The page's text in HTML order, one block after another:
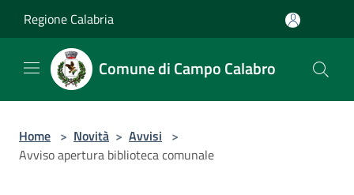
Regione Calabria
Comune di Campo Calabro
Home > Novità > Avvisi >
Avviso apertura biblioteca comunale